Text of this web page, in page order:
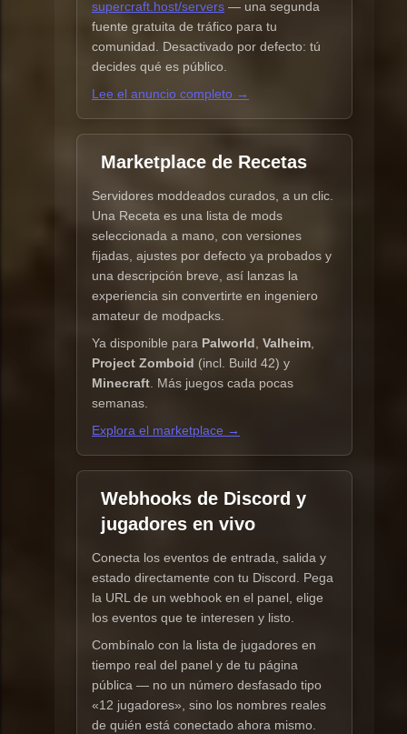
supercraft.host/servers — una segunda
fuente gratuita de tráfico para tu
comunidad. Desactivado por defecto: tú
decides qué es público.
Lee el anuncio completo →
Marketplace de Recetas
Servidores moddeados curados, a un clic.
Una Receta es una lista de mods
seleccionada a mano, con versiones
fijadas, ajustes por defecto ya probados y
una descripción breve, así lanzas la
experiencia sin convertirte en ingeniero
amateur de modpacks.
Ya disponible para Palworld, Valheim,
Project Zomboid (incl. Build 42) y
Minecraft. Más juegos cada pocas
semanas.
Explora el marketplace →
Webhooks de Discord y
jugadores en vivo
Conecta los eventos de entrada, salida y
estado directamente con tu Discord. Pega
la URL de un webhook en el panel, elige
los eventos que te interesen y listo.
Combínalo con la lista de jugadores en
tiempo real del panel y de tu página
pública — no un número desfasado tipo
«12 jugadores», sino los nombres reales
de quién está conectado ahora mismo.